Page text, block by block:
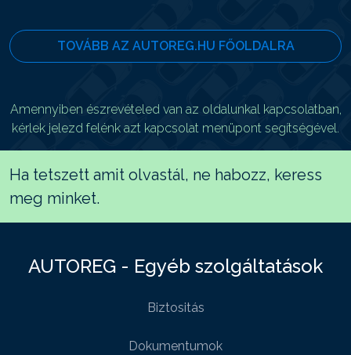
TOVÁBB AZ AUTOREG.HU FŐOLDALRA
Amennyiben észrevételed van az oldalunkal kapcsolatban,
kérlek jelezd felénk azt kapcsolat menüpont segítségével.
Ha tetszett amit olvastál, ne habozz, keress
meg minket.
AUTOREG - Egyéb szolgáltatások
Biztositás
Dokumentumok